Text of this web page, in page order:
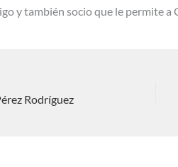
y también socio que le permite
Rodríguez